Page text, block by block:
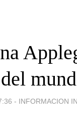
- INFORMACION